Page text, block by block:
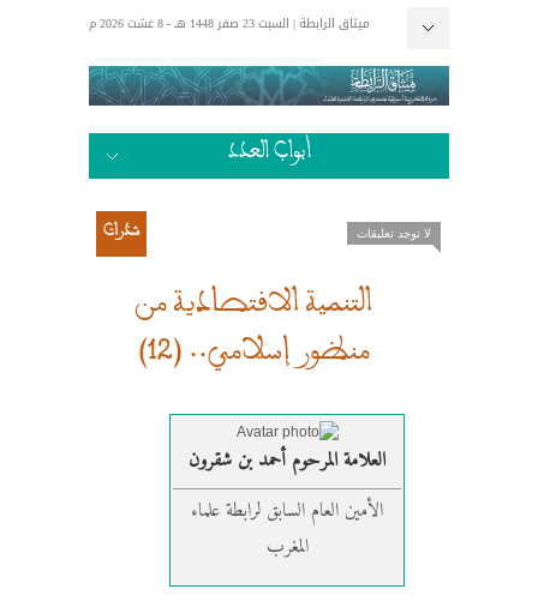
ميثاق الرابطة | السبت 23 صفر 1448 هـ - 8 غشت 2026 م
إتصل بنا
الكتاب الذهبي
الرئيسية
أبواب العدد
الإفتتاحية
أحداث وعبر
إضاءات
أسرة ومجتمع
علماء وصلحاء
مقاربات أخلاقية
إن من البيان لسحرا
مستجدات
وفي أنفسكم
شذرات لا توجد تعليقات
التنمية الاقتصادية من
منظور إسلامي.. (12)
العلامة المرحوم أحمد بن شقرون
الأمين العام السابق لرابطة علماء
المغرب